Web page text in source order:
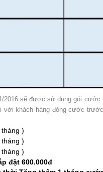
2016 sẽ được sử dụng gói
khách hàng đóng cước
)
)
)
đặt 600.000đ